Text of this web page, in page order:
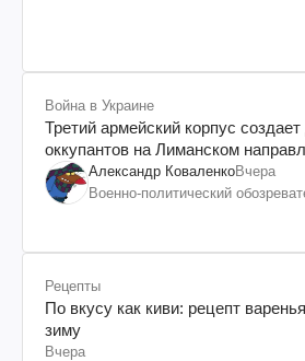
Война в Украине
Третий армейский корпус
оккупантов на Лиманском
дискомфорт: как это удалось
Александр КоваленкоВчера
Военно-политический
Рецепты
По вкусу как киви: рецепт
зиму
Вчера